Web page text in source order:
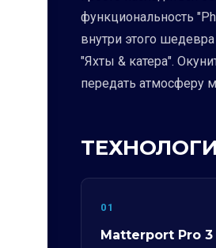
функциональность
внутри этого
"Яхты & катера".
передать атмосферу
01
Matterport Pro 3